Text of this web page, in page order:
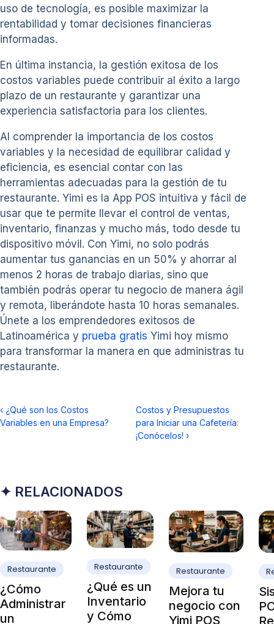
uso de tecnología, es posible maximizar la
rentabilidad y tomar decisiones financieras
informadas.
En última instancia, la gestión exitosa de los
costos variables puede contribuir al éxito a largo
plazo de un restaurante y garantizar una
experiencia satisfactoria para los clientes.
Al comprender la importancia de los costos
variables y la necesidad de equilibrar calidad y
eficiencia, es esencial contar con las
herramientas adecuadas para la gestión de tu
restaurante. Yimi es la App POS intuitiva y fácil de
usar que te permite llevar el control de ventas,
inventario, finanzas y mucho más, todo desde tu
dispositivo móvil. Con Yimi, no solo podrás
aumentar tus ganancias en un 50% y ahorrar al
menos 2 horas de trabajo diarias, sino que
también podrás operar tu negocio de manera ágil
y remota, liberándote hasta 10 horas semanales.
Únete a los emprendedores exitosos de
Latinoamérica y prueba gratis Yimi hoy mismo
para transformar la manera en que administras tu
restaurante.
‹ ¿Qué son los Costos
Variables en una Empresa?
Costos y Presupuestos
para Iniciar una Cafetería:
¡Conócelos! ›
✦ RELACIONADOS
Restaurante
¿Cómo
Administrar
un
Restaurante
¿Qué es un
Inventario
y Cómo
Restaurante
Mejora tu
negocio con
Yimi POS